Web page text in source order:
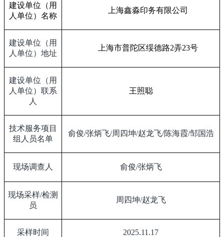
建设单位（用
人单位）名称
上海鑫淼印务有限公司
建设单位（用
人单位）地址
上海市普陀区绥德路2弄23号
建设单位（用
人单位）联系
人
王照聪
技术服务项目
组人员名单
俞俊/张炳飞/周四坤/赵龙飞/陈海霞/邹国浩
现场调查人 俞俊/张炳飞
现场采样/检测
员
周四坤/赵龙飞
采样时间 2025.11.17